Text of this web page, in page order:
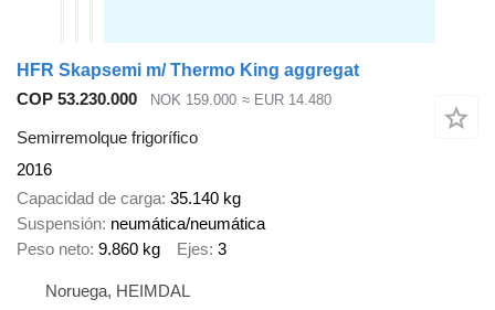
HFR Skapsemi m/ Thermo King aggregat
COP 53.230.000
NOK 159.000 ≈ EUR 14.480
Semirremolque frigorífico
2016
Capacidad de carga 35.140 kg
Suspensión neumática/neumática
Peso neto 9.860 kg Ejes 3
Noruega, HEIMDAL